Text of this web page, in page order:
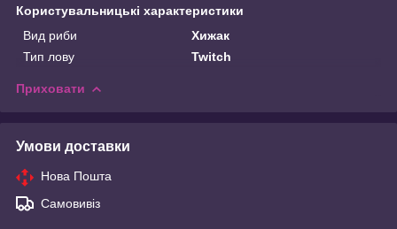
Користувальницькі характеристики
Вид риби
Хижак
Тип лову
Twitch
Приховати
Умови доставки
Нова Пошта
Самовивіз